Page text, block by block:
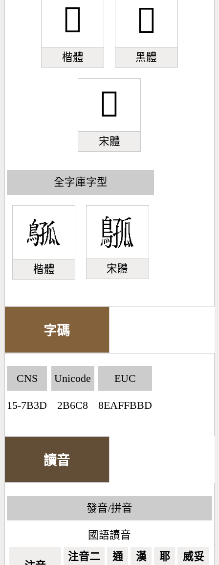
𫛈
楷體
𫛈
黑體
𫛈
宋體
全字庫字型
楷體 宋體
字碼
CNS
15-7B3D
Unicode
2B6C8
EUC
8EAFFBBD
讀音
發音/拼音
國語讀音
注音二 通 漢 耶 威妥